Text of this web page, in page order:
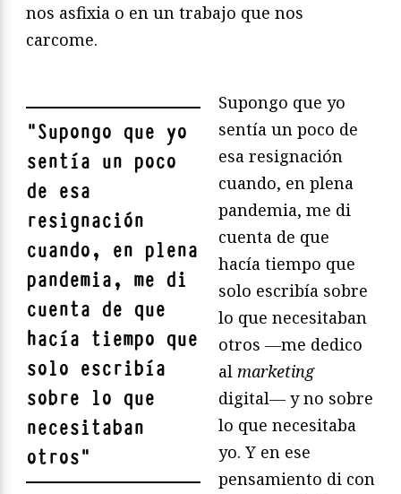
nos asfixia o en un trabajo que nos
carcome.
"Supongo que yo
sentía un poco
de esa
resignación
cuando, en plena
pandemia, me di
cuenta de que
hacía tiempo que
solo escribía
sobre lo que
necesitaban
otros"
Supongo que yo
sentía un poco de
esa resignación
cuando, en plena
pandemia, me di
cuenta de que
hacía tiempo que
solo escribía sobre
lo que necesitaban
otros ―me dedico
al marketing
digital― y no sobre
lo que necesitaba
yo. Y en ese
pensamiento di con